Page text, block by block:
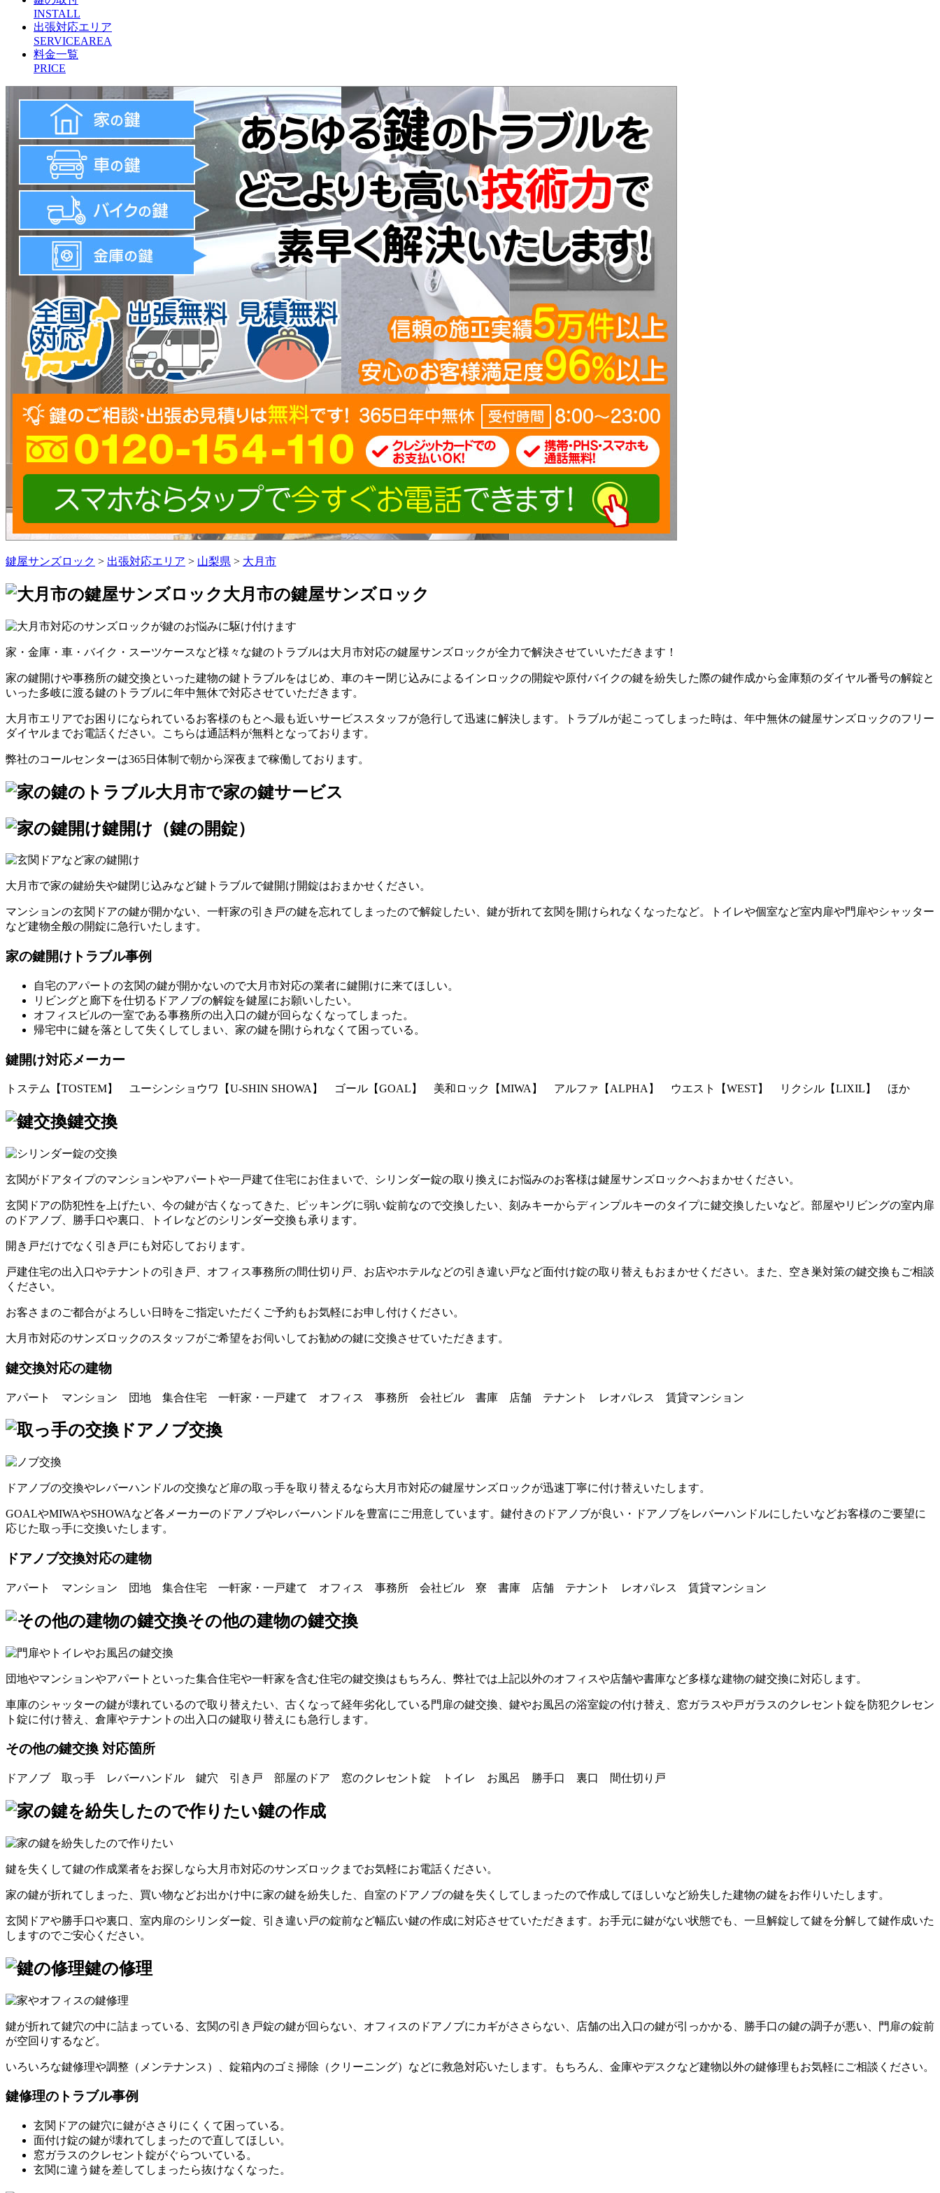
INSTALL
出張対応エリア
SERVICEAREA
料金一覧
PRICE
鍵屋サンズロック > 出張対応エリア > 山梨県 > 大月市
大月市の鍵屋サンズロック
家・金庫・車・バイク・スーツケースなど様々な鍵のトラブルは大月市対応の鍵屋サンズロックが全力で解決させていいただきます！
家の鍵開けや事務所の鍵交換といった建物の鍵トラブルをはじめ、車のキー閉じ込みによるインロックの開錠や原付バイクの鍵を紛失した際の鍵作成から金庫類のダイヤル番号の解錠と
いった多岐に渡る鍵のトラブルに年中無休で対応させていただきます。
大月市エリアでお困りになられているお客様のもとへ最も近いサービススタッフが急行して迅速に解決します。トラブルが起こってしまった時は、年中無休の鍵屋サンズロックのフリー
ダイヤルまでお電話ください。こちらは通話料が無料となっております。
弊社のコールセンターは365日体制で朝から深夜まで稼働しております。
大月市で家の鍵サービス
鍵開け（鍵の開錠）
大月市で家の鍵紛失や鍵閉じ込みなど鍵トラブルで鍵開け開錠はおまかせください。
マンションの玄関ドアの鍵が開かない、一軒家の引き戸の鍵を忘れてしまったので解錠したい、鍵が折れて玄関を開けられなくなったなど。トイレや個室など室内扉や門扉やシャッター
など建物全般の開錠に急行いたします。
家の鍵開けトラブル事例
自宅のアパートの玄関の鍵が開かないので大月市対応の業者に鍵開けに来てほしい。
リビングと廊下を仕切るドアノブの解錠を鍵屋にお願いしたい。
オフィスビルの一室である事務所の出入口の鍵が回らなくなってしまった。
帰宅中に鍵を落として失くしてしまい、家の鍵を開けられなくて困っている。
鍵開け対応メーカー
トステム【TOSTEM】 ユーシンショウワ【U-SHIN SHOWA】 ゴール【GOAL】 美和ロック【MIWA】 アルファ【ALPHA】 ウエスト【WEST】 リクシル【LIXIL】 ほか
鍵交換
玄関がドアタイプのマンションやアパートや一戸建て住宅にお住まいで、シリンダー錠の取り換えにお悩みのお客様は鍵屋サンズロックへおまかせください。
玄関ドアの防犯性を上げたい、今の鍵が古くなってきた、ピッキングに弱い錠前なので交換したい、刻みキーからディンプルキーのタイプに鍵交換したいなど。部屋やリビングの室内扉
のドアノブ、勝手口や裏口、トイレなどのシリンダー交換も承ります。
開き戸だけでなく引き戸にも対応しております。
戸建住宅の出入口やテナントの引き戸、オフィス事務所の間仕切り戸、お店やホテルなどの引き違い戸など面付け錠の取り替えもおまかせください。また、空き巣対策の鍵交換もご相談
ください。
お客さまのご都合がよろしい日時をご指定いただくご予約もお気軽にお申し付けください。
大月市対応のサンズロックのスタッフがご希望をお伺いしてお勧めの鍵に交換させていただきます。
鍵交換対応の建物
アパート マンション 団地 集合住宅 一軒家・一戸建て オフィス 事務所 会社ビル 書庫 店舗 テナント レオパレス 賃貸マンション
ドアノブ交換
ドアノブの交換やレバーハンドルの交換など扉の取っ手を取り替えるなら大月市対応の鍵屋サンズロックが迅速丁寧に付け替えいたします。
GOALやMIWAやSHOWAなど各メーカーのドアノブやレバーハンドルを豊富にご用意しています。鍵付きのドアノブが良い・ドアノブをレバーハンドルにしたいなどお客様のご要望に
応じた取っ手に交換いたします。
ドアノブ交換対応の建物
アパート マンション 団地 集合住宅 一軒家・一戸建て オフィス 事務所 会社ビル 寮 書庫 店舗 テナント レオパレス 賃貸マンション
その他の建物の鍵交換
団地やマンションやアパートといった集合住宅や一軒家を含む住宅の鍵交換はもちろん、弊社では上記以外のオフィスや店舗や書庫など多様な建物の鍵交換に対応します。
車庫のシャッターの鍵が壊れているので取り替えたい、古くなって経年劣化している門扉の鍵交換、鍵やお風呂の浴室錠の付け替え、窓ガラスや戸ガラスのクレセント錠を防犯クレセン
ト錠に付け替え、倉庫やテナントの出入口の鍵取り替えにも急行します。
その他の鍵交換 対応箇所
ドアノブ 取っ手 レバーハンドル 鍵穴 引き戸 部屋のドア 窓のクレセント錠 トイレ お風呂 勝手口 裏口 間仕切り戸
鍵の作成
鍵を失くして鍵の作成業者をお探しなら大月市対応のサンズロックまでお気軽にお電話ください。
家の鍵が折れてしまった、買い物などお出かけ中に家の鍵を紛失した、自室のドアノブの鍵を失くしてしまったので作成してほしいなど紛失した建物の鍵をお作りいたします。
玄関ドアや勝手口や裏口、室内扉のシリンダー錠、引き違い戸の錠前など幅広い鍵の作成に対応させていただきます。お手元に鍵がない状態でも、一旦解錠して鍵を分解して鍵作成いた
しますのでご安心ください。
鍵の修理
鍵が折れて鍵穴の中に詰まっている、玄関の引き戸錠の鍵が回らない、オフィスのドアノブにカギがささらない、店舗の出入口の鍵が引っかかる、勝手口の鍵の調子が悪い、門扉の錠前
が空回りするなど。
いろいろな鍵修理や調整（メンテナンス）、錠箱内のゴミ掃除（クリーニング）などに救急対応いたします。もちろん、金庫やデスクなど建物以外の鍵修理もお気軽にご相談ください。
鍵修理のトラブル事例
玄関ドアの鍵穴に鍵がささりにくくて困っている。
面付け錠の鍵が壊れてしまったので直してほしい。
窓ガラスのクレセント錠がぐらついている。
玄関に違う鍵を差してしまったら抜けなくなった。